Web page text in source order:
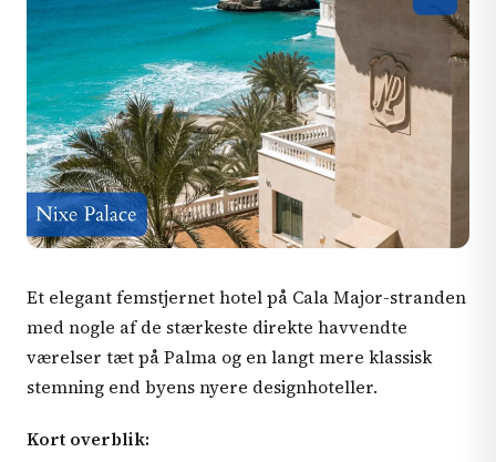
Et elegant femstjernet hotel på Cala Major-stranden
med nogle af de stærkeste direkte havvendte
værelser tæt på Palma og en langt mere klassisk
stemning end byens nyere designhoteller.
Kort overblik: